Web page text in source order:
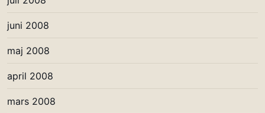
juni 2008
maj 2008
april 2008
mars 2008